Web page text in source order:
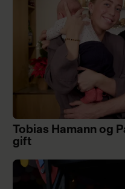
Tobias Hamann og
gift